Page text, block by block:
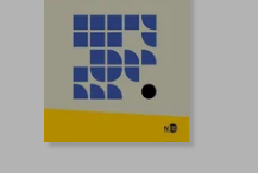
45%